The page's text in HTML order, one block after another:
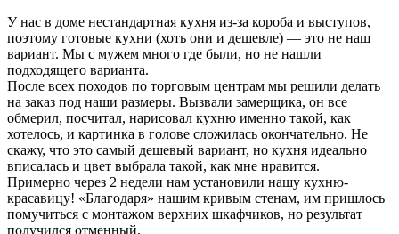
У нас в доме нестандартная кухня из-за короба и выступов,
поэтому готовые кухни (хоть они и дешевле) — это не наш
вариант. Мы с мужем много где были, но не нашли
подходящего варианта.
После всех походов по торговым центрам мы решили делать
на заказ под наши размеры. Вызвали замерщика, он все
обмерил, посчитал, нарисовал кухню именно такой, как
хотелось, и картинка в голове сложилась окончательно. Не
скажу, что это самый дешевый вариант, но кухня идеально
вписалась и цвет выбрала такой, как мне нравится.
Примерно через 2 недели нам установили нашу кухню-
красавицу! «Благодаря» нашим кривым стенам, им пришлось
помучиться с монтажом верхних шкафчиков, но результат
получился отменный.